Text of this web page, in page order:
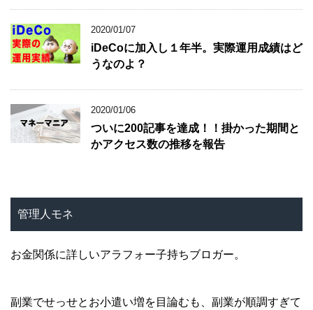
2020/01/07
iDeCoに加入し１年半。実際運用成績はど
うなのよ？
2020/01/06
ついに200記事を達成！！掛かった期間と
かアクセス数の推移を報告
管理人モネ
お金関係に詳しいアラフォー子持ちブロガー。
副業でせっせとお小遣い増を目論むも、副業が順調すぎて